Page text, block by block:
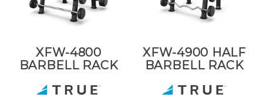
XFW-4800
BARBELL RACK
XFW-4900 HALF
BARBELL RACK